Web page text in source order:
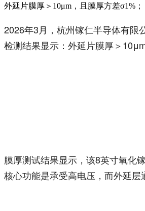
外延片膜厚＞10μm，且膜厚方差σ1%；
2026年3月，杭州镓仁半导体有限
检测结果显示：外延片膜厚＞
膜厚测试结果显示，该8英寸氧化
核心功能是承受高电压，而外延层